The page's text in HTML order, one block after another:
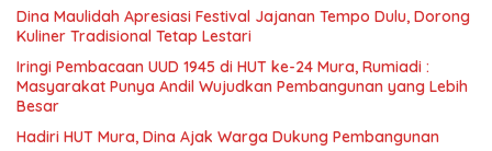
Dina Maulidah Apresiasi Festival Jajanan Tempo Dulu, Dorong
Kuliner Tradisional Tetap Lestari
Iringi Pembacaan UUD 1945 di HUT ke-24 Mura, Rumiadi :
Masyarakat Punya Andil Wujudkan Pembangunan yang Lebih
Besar
Hadiri HUT Mura, Dina Ajak Warga Dukung Pembangunan